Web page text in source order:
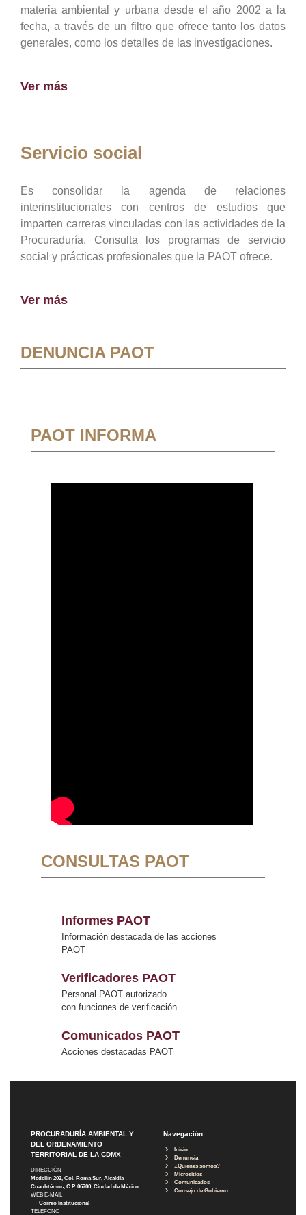
materia ambiental y urbana desde el año 2002 a la
fecha, a través de un filtro que ofrece tanto los datos
generales, como los detalles de las investigaciones.
Ver más
Servicio social
Es consolidar la agenda de relaciones
interinstitucionales con centros de estudios que
imparten carreras vinculadas con las actividades de la
Procuraduría, Consulta los programas de servicio
social y prácticas profesionales que la PAOT ofrece.
Ver más
DENUNCIA PAOT
PAOT INFORMA
CONSULTAS PAOT
Informes PAOT
Información destacada de las acciones
PAOT
Verificadores PAOT
Personal PAOT autorizado
con funciones de verificación
Comunicados PAOT
Acciones destacadas PAOT
PROCURADURÍA AMBIENTAL Y
DEL ORDENAMIENTO
TERRITORIAL DE LA CDMX
DIRECCIÓN
Medellín 202, Col. Roma Sur, Alcaldía
Cuauhtémoc, C.P. 06700, Ciudad de México
WEB E-MAIL
Correo Institucional
TELÉFONO
Navegación
Inicio
Denuncia
¿Quiénes somos?
Micrositios
Comunicados
Consejo de Gobierno